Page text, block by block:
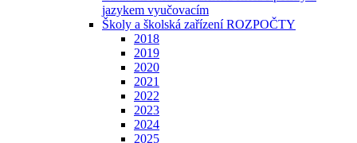
jazykem vyučovacím
Školy a školská zařízení ROZPOČTY
2018
2019
2020
2021
2022
2023
2024
2025